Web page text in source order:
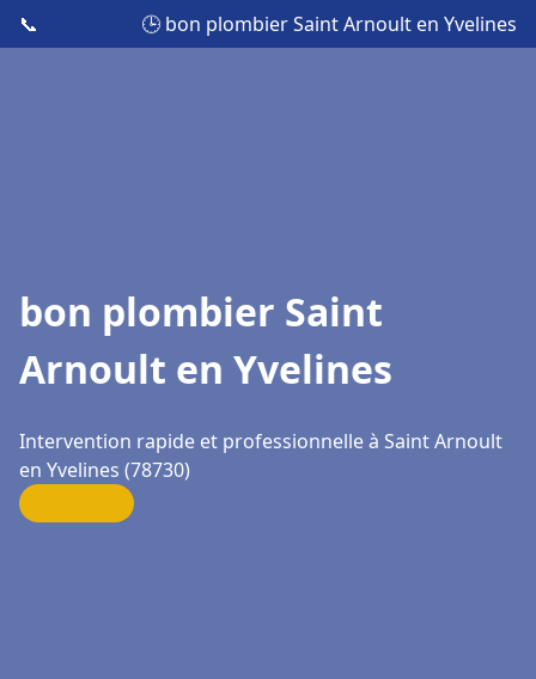
📞 🕒 bon plombier Saint Arnoult en Yvelines
bon plombier Saint
Arnoult en Yvelines
Intervention rapide et professionnelle à Saint Arnoult
en Yvelines (78730)